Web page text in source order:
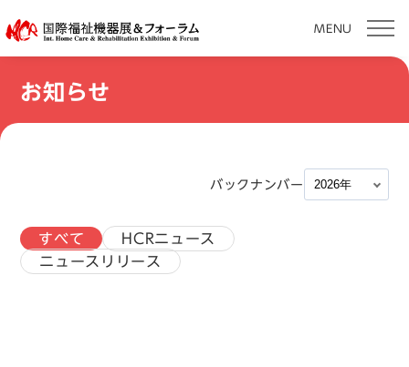
移
MENU
お知らせ
すべて
HCRニュース
ニュースリリース
バックナンバー